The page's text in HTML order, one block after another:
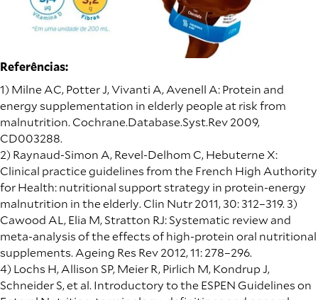
Referências:
1) Milne AC, Potter J, Vivanti A, Avenell A: Protein and
energy supplementation in elderly people at risk from
malnutrition. Cochrane.Database.Syst.Rev 2009,
CD003288.
2) Raynaud-Simon A, Revel-Delhom C, Hebuterne X:
Clinical practice guidelines from the French High Authority
for Health: nutritional support strategy in protein-energy
malnutrition in the elderly. Clin Nutr 2011, 30: 312–319. 3)
Cawood AL, Elia M, Stratton RJ: Systematic review and
meta-analysis of the effects of high-protein oral nutritional
supplements. Ageing Res Rev 2012, 11: 278–296.
4) Lochs H, Allison SP, Meier R, Pirlich M, Kondrup J,
Schneider S, et al. Introductory to the ESPEN Guidelines on